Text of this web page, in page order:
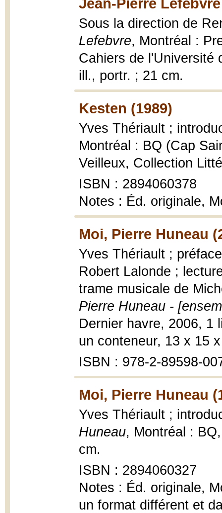
Sous la direction de
Lefebvre, Montréal :
Cahiers de l'Université
ill., portr. ; 21 cm.
Kesten (1989)
Yves Thériault ;
Montréal : BQ (Cap
Veilleux, Collection
ISBN : 2894060378
Notes : Éd. originale,
Moi, Pierre Huneau
Yves Thériault ;
Robert Lalonde ;
trame musicale de
Pierre Huneau -
Dernier havre, 2006, 1
un conteneur, 13 x 15
ISBN : 978-2-89598-
Moi, Pierre Huneau
Yves Thériault ;
Huneau, Montréal :
cm.
ISBN : 2894060327
Notes : Éd. originale,
un format différent et